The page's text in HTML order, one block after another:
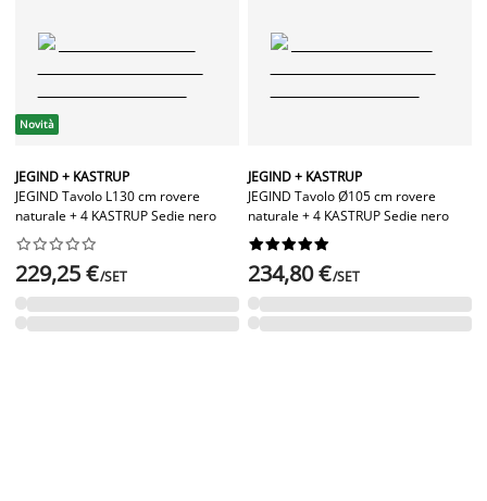
Novità
JEGIND + KASTRUP
JEGIND Tavolo L130 cm rovere
naturale + 4 KASTRUP Sedie nero






229,25 €/SET
JEGIND + KASTRUP
JEGIND Tavolo Ø105 cm rovere
naturale + 4 KASTRUP Sedie nero






234,80 €/SET